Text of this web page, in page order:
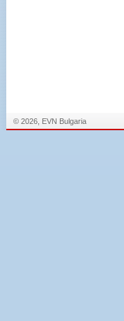
© 2026, EVN Bulgaria